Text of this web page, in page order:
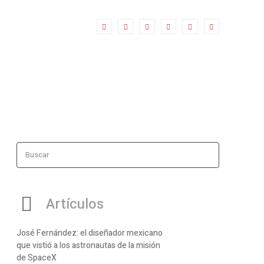
Buscar
Artículos
José Fernández: el diseñador mexicano
que vistió a los astronautas de la misión
de SpaceX